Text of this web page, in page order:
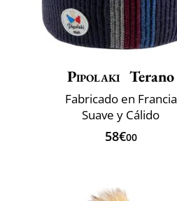
Pipolaki Terano
Fabricado en Francia
Suave y Cálido
58€00